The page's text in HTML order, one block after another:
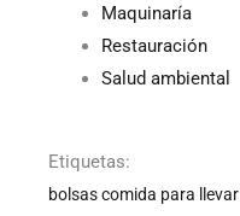
Maquinaría
Restauración
Salud ambiental
Etiquetas:
bolsas comida para llevar